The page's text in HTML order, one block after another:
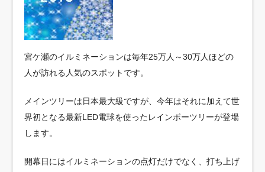
宮ケ瀬のイルミネーションは毎年25万人～30万人ほどの
人が訪れる人気のスポットです。
メインツリーは日本最大級ですが、今年はそれに加えて世
界初となる最新LED電球を使ったレインボーツリーが登場
します。
開幕日にはイルミネーションの点灯だけでなく、打ち上げ